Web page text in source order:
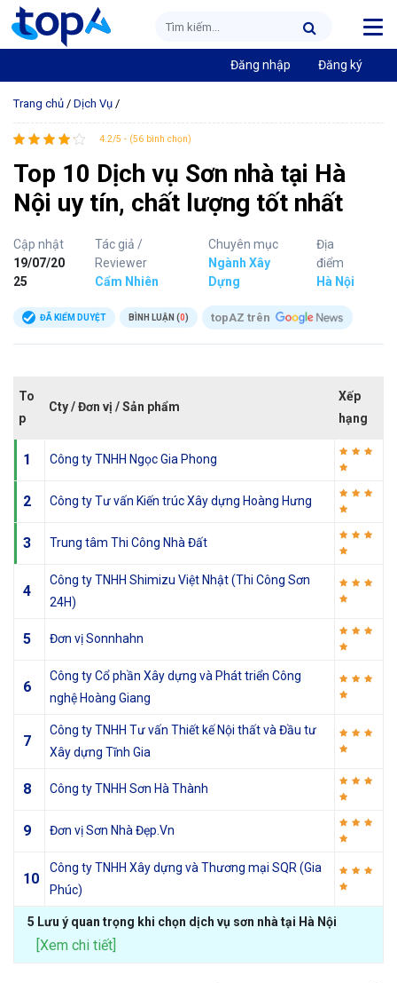
Đăng nhập Đăng ký
Trang chủ / Dịch Vụ /
4.2/5 - (56 bình chọn)
Top 10 Dịch vụ Sơn nhà tại Hà
Nội uy tín, chất lượng tốt nhất
Cập nhật
19/07/20
25
Tác giả /
Reviewer
Cẩm Nhiên
Chuyên mục
Ngành Xây
Dựng
Địa
điểm
Hà Nội
ĐÃ KIỂM DUYỆT BÌNH LUẬN (0) topAZ trên
To
p
Cty / Đơn vị / Sản phẩm
Xếp
hạng
1 Công ty TNHH Ngọc Gia Phong
2 Công ty Tư vấn Kiến trúc Xây dựng Hoàng Hưng
3 Trung tâm Thi Công Nhà Đất
4
Công ty TNHH Shimizu Việt Nhật (Thi Công Sơn
24H)
5 Đơn vị Sonnhahn
6
Công ty Cổ phần Xây dựng và Phát triển Công
nghệ Hoàng Giang
7
Công ty TNHH Tư vấn Thiết kế Nội thất và Đầu tư
Xây dựng Tĩnh Gia
8 Công ty TNHH Sơn Hà Thành
9 Đơn vị Sơn Nhà Đẹp.Vn
10
Công ty TNHH Xây dựng và Thương mại SQR (Gia
Phúc)
5 Lưu ý quan trọng khi chọn dịch vụ sơn nhà tại Hà Nội
[Xem chi tiết]